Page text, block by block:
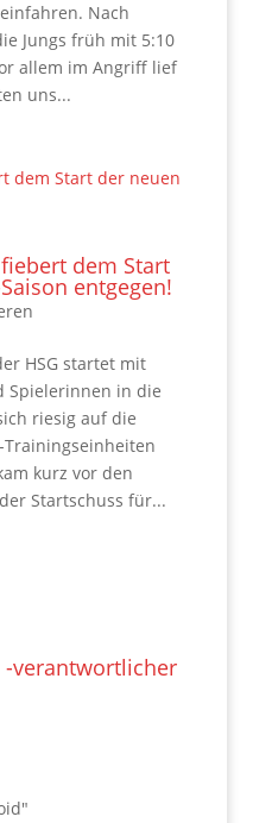
Nach
Jungs früh mit 5:10
allem im Angriff lief
uns...
dem Start
entgegen!
HSG startet mit
Spielerinnen in die
riesig auf die
Trainingseinheiten
kurz vor den
Startschuss für...
-verantwortlicher